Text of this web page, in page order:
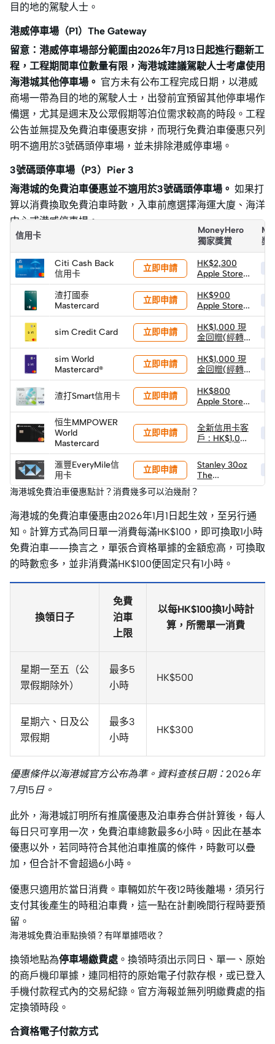
目的地的駕駛人士。
港威停車場（P1）The Gateway
留意：港威停車場部分範圍由2026年7月13日起進行翻新工
程，工程期間車位數量有限，海港城建議駕駛人士考慮使用
海港城其他停車場。 官方未有公布工程完成日期，以港威
商場一帶為目的地的駕駛人士，出發前宜預留其他停車場作
備選，尤其是週末及公眾假期等泊位需求較高的時段。工程
公告並無提及免費泊車優惠安排，而現行免費泊車優惠只列
明不適用於3號碼頭停車場，並未排除港威停車場。
3號碼頭停車場（P3）Pier 3
海港城的免費泊車優惠並不適用於3號碼頭停車場。 如果打
算以消費換取免費泊車時數，入車前應選擇海運大廈、海洋
中心或港威停車場。
信用卡
MoneyHero
獨家獎賞
獎
Citi Cash Back
信用卡
立即申請
HK$2,300
Apple Store
禮品卡
渣打國泰
Mastercard
立即申請
HK$900
Apple Store
禮品卡
sim Credit Card 立即申請
HK$1,000 現
金回贈(經轉
數快)
sim World
Mastercard®️
立即申請
HK$1,000 現
金回贈(經轉
數快)
渣打Smart信用卡 立即申請
HK$800
Apple Store
禮品卡
恒生MMPOWER
World
Mastercard
立即申請
全新信用卡客
戶 : HK$1,000
轉數快)
滙豐EveryMile信
用卡
立即申請
Stanley 30oz
The
Quencher
吸管杯 (價值
HK$315)
海港城免費泊車優惠點計？消費幾多可以泊幾耐？
海港城的免費泊車優惠由2026年1月1日起生效，至另行通
知。計算方式為同日單一消費每滿HK$100，即可換取1小時
免費泊車——換言之，單張合資格單據的金額愈高，可換取
的時數愈多，並非消費滿HK$100便固定只有1小時。
換領日子
免費
泊車
上限
以每HK$100換1小時計
算，所需單一消費
星期一至五（公
眾假期除外）
最多5
小時
HK$500
星期六、日及公
眾假期
最多3
小時
HK$300
優惠條件以海港城官方公布為準。資料查核日期：2026年
7月15日。
此外，海港城訂明所有推廣優惠及泊車券合併計算後，每人
每日只可享用一次，免費泊車總數最多6小時。因此在基本
優惠以外，若同時符合其他泊車推廣的條件，時數可以疊
加，但合計不會超過6小時。
優惠只適用於當日消費。車輛如於午夜12時後離場，須另行
支付其後產生的時租泊車費，這一點在計劃晚間行程時要預
留。
海港城免費泊車點換領？有咩單據唔收？
換領地點為停車場繳費處 。換領時須出示同日、單一、原始
的商戶機印單據，連同相符的原始電子付款存根，或已登入
手機付款程式內的交易紀錄。官方海報並無列明繳費處的指
定換領時段。
合資格電子付款方式